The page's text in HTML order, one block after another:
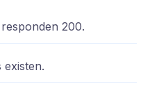
200.
existen.